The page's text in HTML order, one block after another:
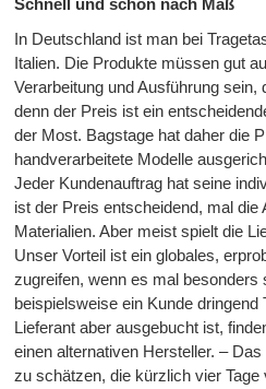
Schnell und schön nach Maß
In Deutschland ist man bei
Italien. Die Produkte müssen gut
Verarbeitung und Ausführung
denn der Preis ist ein
der Most. Bagstage hat daher die
handverarbeitete Modelle
Jeder Kundenauftrag hat seine
ist der Preis entscheidend, mal die
Materialien. Aber meist spielt die
Unser Vorteil ist ein globales,
zugreifen, wenn es mal
beispielsweise ein Kunde dringend
Lieferant aber ausgebucht ist,
einen alternativen Hersteller. –
zu schätzen, die kürzlich vier Tage